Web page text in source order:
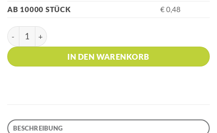
AB 10000 STÜCK
€ 0,48
HK - BARON 03 TOTAL RECYCLED Lilac Florence
IN DEN WARENKORB
BESCHREIBUNG